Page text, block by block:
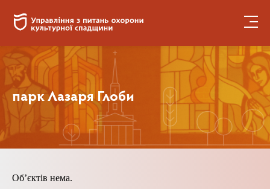
парк Лазаря Глоби
Обʼєктів нема.